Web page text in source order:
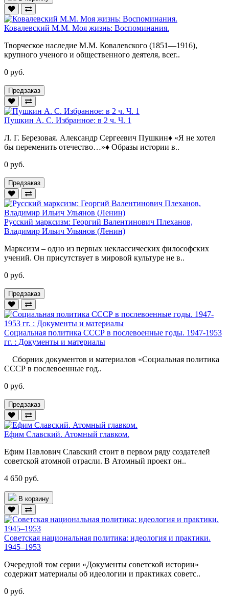
Ковалевский М.М. Моя жизнь: Воспоминания.
Творческое наследие М.М. Ковалевского (1851—1916),
крупного ученого и общественного деятеля, всег..
0 руб.
Предзаказ
Пушкин А. С. Избранное: в 2 ч. Ч. 1
Л. Г. Березовая. Александр Сергеевич Пушкин♦ «Я не хотел
бы переменить отечество…»♦ Образы истории в..
0 руб.
Предзаказ
Русский марксизм: Георгий Валентинович Плеханов,
Владимир Ильич Ульянов (Ленин)
Марксизм – одно из первых неклассических философских
учений. Он присутствует в мировой культуре не в..
0 руб.
Предзаказ
Социальная политика СССР в послевоенные годы. 1947-1953
гг. : Документы и материалы
Сборник документов и материалов «Социальная политика
СССР в послевоенные год..
0 руб.
Предзаказ
Ефим Славский. Атомный главком.
Ефим Павлович Славский стоит в первом ряду создателей
советской атомной отрасли. В Атомный проект он..
4 650 руб.
В корзину
Советская национальная политика: идеология и практики.
1945–1953
Очередной том серии «Документы советской истории»
содержит материалы об идеологии и практиках советс..
0 руб.